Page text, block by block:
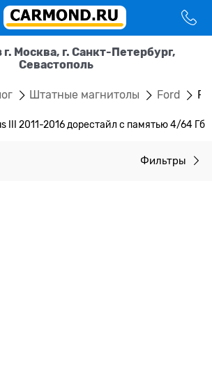
Москва, г. Санкт-Петербург,
Севастополь
Штатные магнитолы Ford
III 2011-2016 дорестайл с памятью 4/64 Гб
Фильтры